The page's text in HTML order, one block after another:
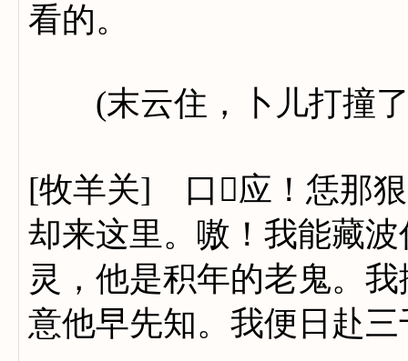
看的。
(末云住，卜儿打撞
[牧羊关] 口应！恁那狠
却来这里。嗷！我能藏
灵，他是积年的老鬼。
意他早先知。我便日赴